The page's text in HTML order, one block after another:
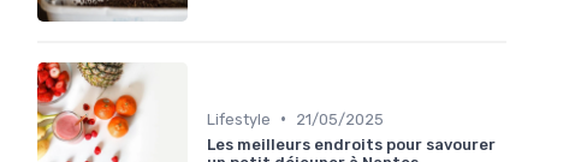
Lifestyle •
21/05/2025
Les meilleurs endroits pour savourer